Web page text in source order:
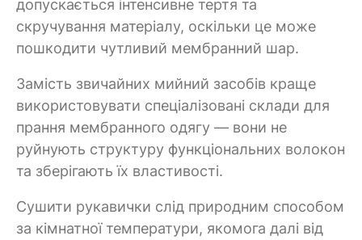
допускається інтенсивне тертя та
скручування матеріалу, оскільки це може
пошкодити чутливий мембранний шар.
Замість звичайних мийний засобів краще
використовувати спеціалізовані склади для
прання мембранного одягу — вони не
руйнують структуру функціональних волокон
та зберігають їх властивості.
Сушити рукавички слід природним способом
за кімнатної температури, якомога далі від